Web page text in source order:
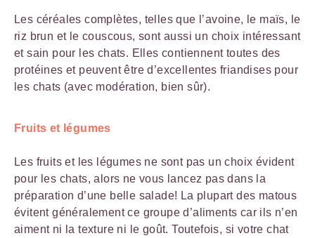
Les céréales complètes, telles que l’avoine, le maïs, le
riz brun et le couscous, sont aussi un choix intéressant
et sain pour les chats. Elles contiennent toutes des
protéines et peuvent être d’excellentes friandises pour
les chats (avec modération, bien sûr).
Fruits et légumes
Les fruits et les légumes ne sont pas un choix évident
pour les chats, alors ne vous lancez pas dans la
préparation d’une belle salade! La plupart des matous
évitent généralement ce groupe d’aliments car ils n’en
aiment ni la texture ni le goût. Toutefois, si votre chat